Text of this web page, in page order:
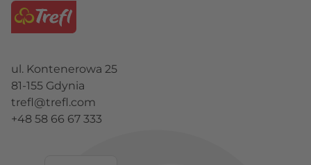
ul. Kontenerowa 25
81-155 Gdynia
trefl@trefl.com
+48 58 66 67 333